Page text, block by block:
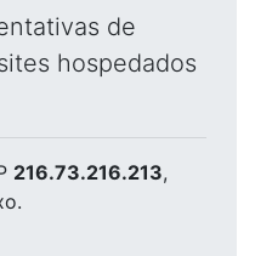
de
hospedados
216.73.216.213,